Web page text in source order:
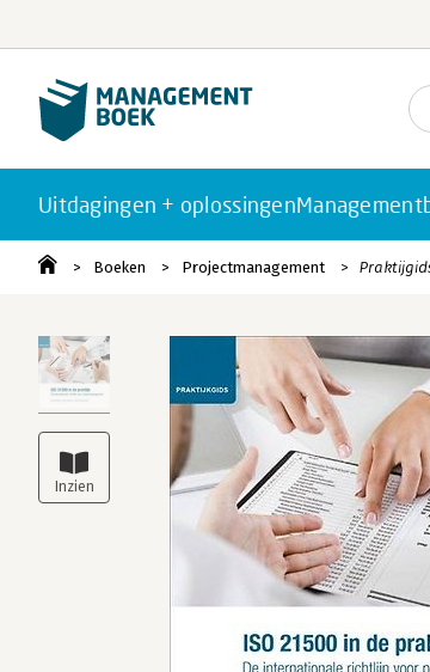
Uitdagingen + oplossingen
Boeken Projectmanagement